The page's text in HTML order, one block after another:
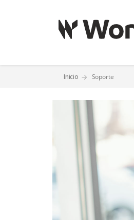
Inicio Soporte